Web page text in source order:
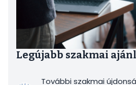
Legújabb szakmai
További szakmai